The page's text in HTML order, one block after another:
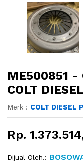
ME500851 -
COLT
Merk : COLT DIESEL
Rp.
Dijual Oleh.: